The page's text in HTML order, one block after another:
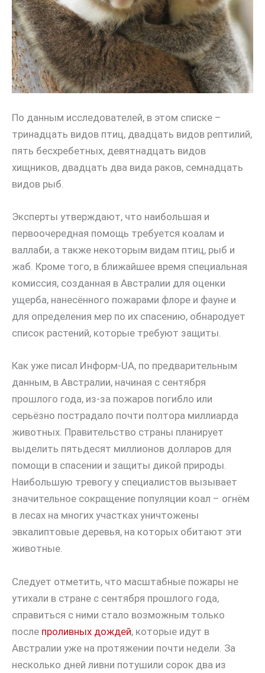
По данным исследователей, в этом списке –
тринадцать видов птиц, двадцать видов рептилий,
пять бесхребетных, девятнадцать видов
хищников, двадцать два вида раков, семнадцать
видов рыб.
Эксперты утверждают, что наибольшая и
первоочередная помощь требуется коалам и
валлаби, а также некоторым видам птиц, рыб и
жаб. Кроме того, в ближайшее время специальная
комиссия, созданная в Австралии для оценки
ущерба, нанесённого пожарами флоре и фауне и
для определения мер по их спасению, обнародует
список растений, которые требуют защиты.
Как уже писал Информ-UA, по предварительным
данным, в Австралии, начиная с сентября
прошлого года, из-за пожаров погибло или
серьёзно пострадало почти полтора миллиарда
животных. Правительство страны планирует
выделить пятьдесят миллионов долларов для
помощи в спасении и защиты дикой природы.
Наибольшую тревогу у специалистов вызывает
значительное сокращение популяции коал – огнём
в лесах на многих участках уничтожены
эвкалиптовые деревья, на которых обитают эти
животные.
Следует отметить, что масштабные пожары не
утихали в стране с сентября прошлого года,
справиться с ними стало возможным только
после проливных дождей, которые идут в
Австралии уже на протяжении почти недели. За
несколько дней ливни потушили сорок два из